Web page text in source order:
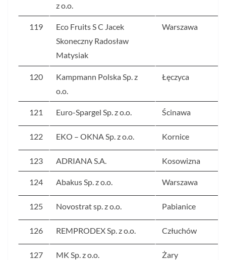
z o.o.
119
Eco Fruits S C Jacek
Skoneczny Radosław
Matysiak
Warszawa
120
Kampmann Polska Sp. z
o.o.
Łęczyca
121 Euro-Spargel Sp. z o.o. Ścinawa
122 EKO – OKNA Sp. z o.o. Kornice
123 ADRIANA S.A. Kosowizna
124 Abakus Sp. z o.o. Warszawa
125 Novostrat sp. z o.o. Pabianice
126 REMPRODEX Sp. z o.o. Człuchów
127 MK Sp. z o.o. Żary